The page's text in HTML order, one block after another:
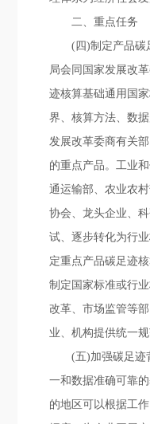
二、重点任务
(四)制定产品碳
局会同国家发展改
迹核算基础通用国
界、核算方法、数
发展改革委商有关
的重点产品。工业
通运输部、农业农
协会、龙头企业、
试、逐步转化为行
定重点产品碳足迹
制定国家标准或行
改革、市场监管等
业、机构提供统一规
(五)加强碳足迹
一和数据准确可靠
的地区可以根据工